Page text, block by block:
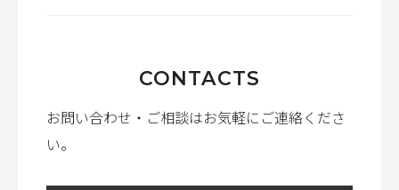
CONTACTS
お問い合わせ・ご相談はお気軽にご連絡くださ
い。